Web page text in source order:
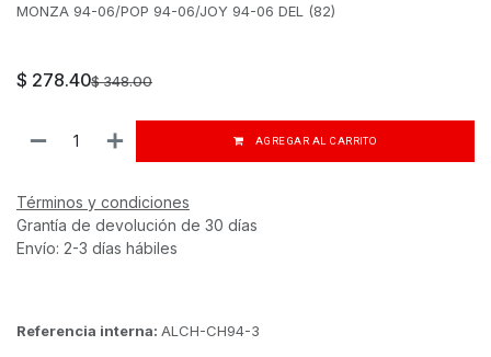
MONZA 94-06/POP 94-06/JOY 94-06 DEL (82)
$ 278.40$348.00
AGREGAR AL CARRITO
Términos y condiciones
Grantía de devolución de 30 días
Envío: 2-3 días hábiles
Referencia interna: ALCH-CH94-3